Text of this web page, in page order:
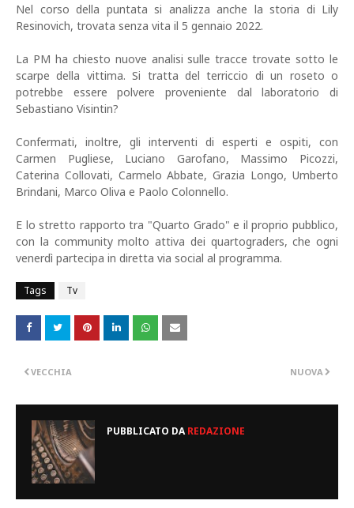
Nel corso della puntata si analizza anche la storia di Lily
Resinovich, trovata senza vita il 5 gennaio 2022.
La PM ha chiesto nuove analisi sulle tracce trovate sotto le
scarpe della vittima. Si tratta del terriccio di un roseto o
potrebbe essere polvere proveniente dal laboratorio di
Sebastiano Visintin?
Confermati, inoltre, gli interventi di esperti e ospiti, con
Carmen Pugliese, Luciano Garofano, Massimo Picozzi,
Caterina Collovati, Carmelo Abbate, Grazia Longo, Umberto
Brindani, Marco Oliva e Paolo Colonnello.
E lo stretto rapporto tra "Quarto Grado" e il proprio pubblico,
con la community molto attiva dei quartograders, che ogni
venerdì partecipa in diretta via social al programma.
Tags Tv
NUOVA
VECCHIA
PUBBLICATO DAREDAZIONE